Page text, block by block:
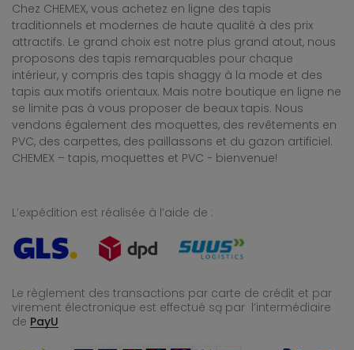
Chez CHEMEX, vous achetez en ligne des tapis
traditionnels et modernes de haute qualité à des prix
attractifs. Le grand choix est notre plus grand atout, nous
proposons des tapis remarquables pour chaque
intérieur, y compris des tapis shaggy à la mode et des
tapis aux motifs orientaux. Mais notre boutique en ligne ne
se limite pas à vous proposer de beaux tapis. Nous
vendons également des moquettes, des revêtements en
PVC, des carpettes, des paillassons et du gazon artificiel.
CHEMEX – tapis, moquettes et PVC - bienvenue!
L’expédition est réalisée à l’aide de :
Le règlement des transactions par carte de crédit et par
virement électronique est effectué są par l’intermédiaire
de PayU